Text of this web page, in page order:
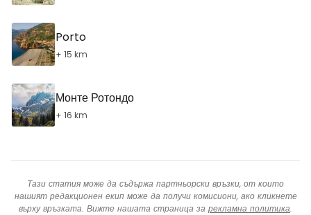
Porto
+ 15 km
Монте Ротондо
+ 16 km
Тази статия може да съдържа партньорски връзки, от които
нашият редакционен екип може да получи комисиони, ако кликнете
върху връзката. Вижте нашата страница за рекламна политика.